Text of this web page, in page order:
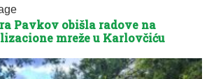
Pavkov obišla radove na
mreže u Karlovčiću